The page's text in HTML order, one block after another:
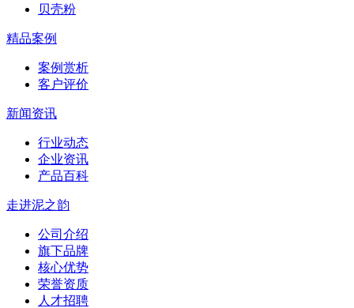
贝壳粉
精品案例
案例赏析
客户评价
新闻资讯
行业动态
企业资讯
产品百科
走进泥之韵
公司介绍
旗下品牌
核心优势
荣誉资质
人才招聘